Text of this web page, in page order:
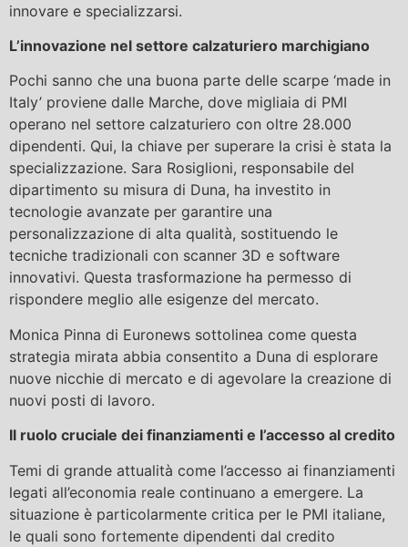
innovare e specializzarsi.
L’innovazione nel settore calzaturiero marchigiano
Pochi sanno che una buona parte delle scarpe ‘made in
Italy’ proviene dalle Marche, dove migliaia di PMI
operano nel settore calzaturiero con oltre 28.000
dipendenti. Qui, la chiave per superare la crisi è stata la
specializzazione. Sara Rosiglioni, responsabile del
dipartimento su misura di Duna, ha investito in
tecnologie avanzate per garantire una
personalizzazione di alta qualità, sostituendo le
tecniche tradizionali con scanner 3D e software
innovativi. Questa trasformazione ha permesso di
rispondere meglio alle esigenze del mercato.
Monica Pinna di Euronews sottolinea come questa
strategia mirata abbia consentito a Duna di esplorare
nuove nicchie di mercato e di agevolare la creazione di
nuovi posti di lavoro.
Il ruolo cruciale dei finanziamenti e l’accesso al credito
Temi di grande attualità come l’accesso ai finanziamenti
legati all’economia reale continuano a emergere. La
situazione è particolarmente critica per le PMI italiane,
le quali sono fortemente dipendenti dal credito